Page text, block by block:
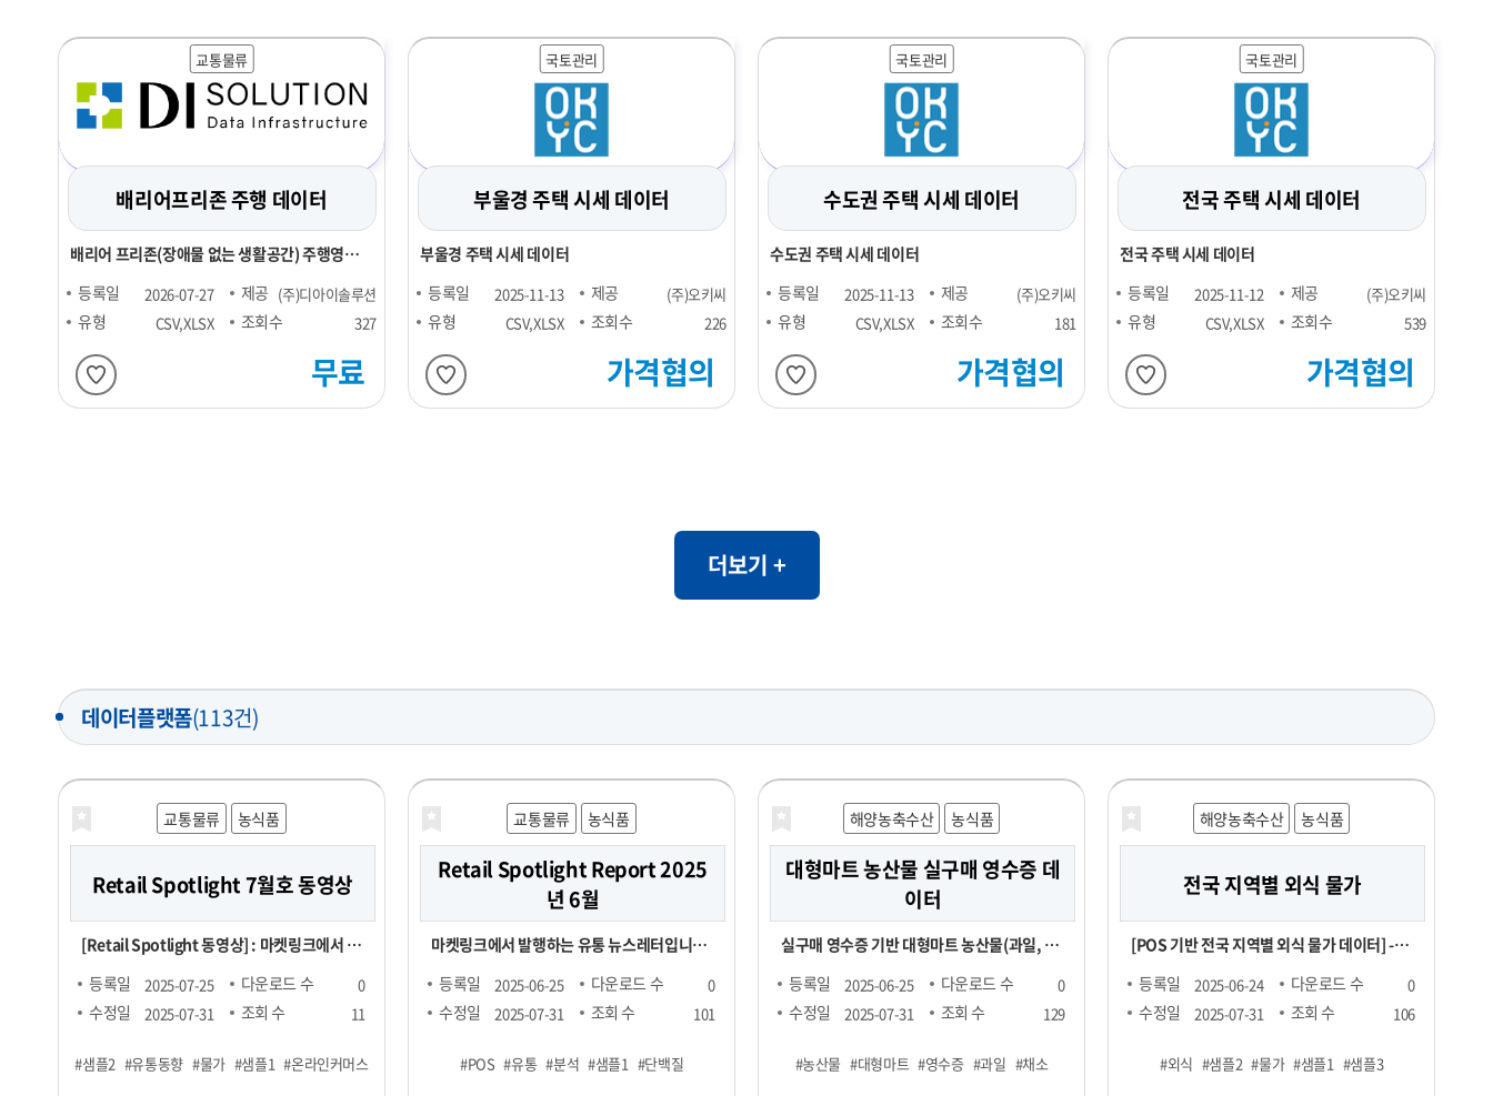
교통물류
배리어프리존 주행 데이터
배리어 프리존(장애물 없는 생활공간) 주행영상
데이터
등록일 2026-07-27 제공 (주)디아이솔루션
유형 CSV,XLSX 조회수 327
무료
국토관리
부울경 주택 시세 데이터
부울경 주택 시세 데이터
등록일
2025-11-13 제공 (주)오키씨
유형 CSV,XLSX 조회수 226
가격협의
국토관리
수도권 주택 시세 데이터
수도권 주택 시세 데이터
등록일
2025-11-13 제공 (주)오키씨
유형 CSV,XLSX 조회수 181
가격협의
국토관리
전국 주택 시세 데이터
전국 주택 시세 데이터
등록일
2025-11-12 제공 (주)오키씨
유형 CSV,XLSX 조회수 539
가격협의
더보기 +
데이터플랫폼(113건)
교통물류 농식품
Retail Spotlight 7월호 동영상
[Retail Spotlight 동영상] : 마켓링크에서 매
월 발행하는 Retail Spotlight 7월호 자료를
동영상으로 제작한 파일
등록일 2025-07-25 다운로드 수 0
수정일 2025-07-31 조회 수 11
#샘플2 #유통동향 #물가 #샘플1 #온라인커머스
교통물류 농식품
Retail Spotlight Report 2025
년 6월
마켓링크에서 발행하는 유통 뉴스레터입니다.
매달 업데이트되는 Retail Spotlight
Report를 통해 최신 비즈니스 소식과 유용한
제 : 단백질(프로틴) -■ 내용 : 국내외 유통동
등록일 2025-06-25 다운로드 수 0
수정일 2025-07-31 조회 수 101
#POS #유통 #분석 #샘플1 #단백질
해양농축수산 농식품
대형마트 농산물 실구매 영수증 데
이터
실구매 영수증 기반 대형마트 농산물(과일, 채
소) 소비 데이터 - 기간 및 용량에 따라 가격 협
의 - 구매 가능 기간 : 24년 1월 ~ - 구매 채널 :
호, 성별, 연령대, 구매장소, 구매년월일, 구매
등록일 2025-06-25 다운로드 수 0
수정일 2025-07-31 조회 수 129
#농산물 #대형마트 #영수증 #과일 #채소
해양농축수산 농식품
전국 지역별 외식 물가
[POS 기반 전국 지역별 외식 물가 데이터] - 1
개월 기준 -- 집계형 (지역별 메뉴 최저가, 최고
가, 중앙값, Q1, Q3 값) : 업종당 9만 9천원 --
개 광역시도 -- 업종 구분 : 일반식당, 카페, 분
등록일 2025-06-24 다운로드 수 0
수정일 2025-07-31 조회 수 106
#외식 #샘플2 #물가 #샘플1 #샘플3